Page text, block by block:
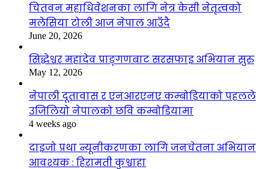
चितवन महाधिवेशनका लागि नेत्र केसी नेतृत्वको
मलेसिया टोली आज नेपाल आउँदै
June 20, 2026
सिद्धेश्वर महादेव प्राङ्गणबाट सरसफाइ अभियान सुरु
May 12, 2026
नेपाली दूतावास र एनआरएनए कम्बोडियाको पहलले
उजिलियो नेपालको छवि कम्बोडियामा
4 weeks ago
दाइजो प्रथा न्यूनीकरणका लागि जनचेतना अभियान
आवश्यक : हिरामती कुश्वाहा